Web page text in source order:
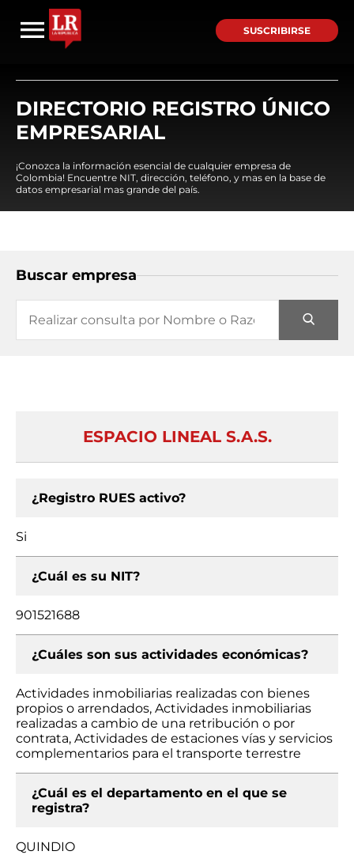
SUSCRIBIRSE
DIRECTORIO REGISTRO ÚNICO
EMPRESARIAL
¡Conozca la información esencial de cualquier empresa de
Colombia! Encuentre NIT, dirección, teléfono, y mas en la base de
datos empresarial mas grande del país.
Buscar empresa
ESPACIO LINEAL S.A.S.
¿Registro RUES activo?
Si
¿Cuál es su NIT?
901521688
¿Cuáles son sus actividades económicas?
Actividades inmobiliarias realizadas con bienes
propios o arrendados, Actividades inmobiliarias
realizadas a cambio de una retribución o por
contrata, Actividades de estaciones vías y servicios
complementarios para el transporte terrestre
¿Cuál es el departamento en el que se
registra?
QUINDIO